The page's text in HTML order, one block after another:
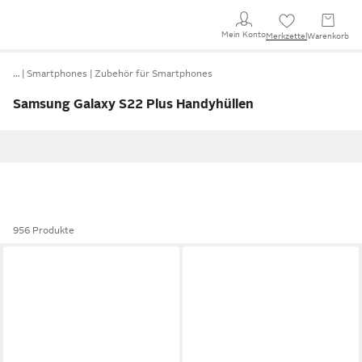
Mein KontoMerkzettel Warenkorb
… Smartphones Zubehör für Smartphones
Samsung Galaxy S22 Plus Handyhüllen
956 Produkte